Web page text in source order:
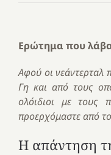
ότι
από
πιθήκους;”
Ερώτημα που
Αφού οι νεάντερταλ
Γη και από τους
ολόιδιοι με τους
προερχόμαστε από
Η απάντηση